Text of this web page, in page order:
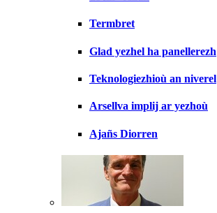
Termbret
Glad yezhel ha panellerezh
Teknologiezhioù an niverel
Arsellva implij ar yezhoù
Ajañs Diorren